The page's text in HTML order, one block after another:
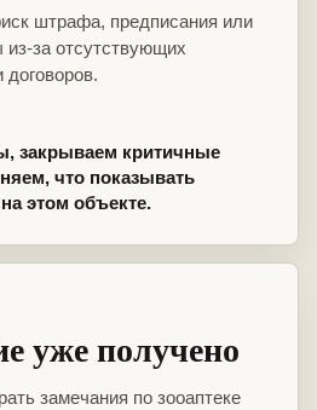
штрафа, предписания или
из-за отсутствующих
договоров.
закрываем критичные
что показывать
этом объекте.
уже получено
замечания по зооаптеке